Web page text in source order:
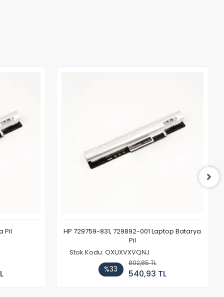
Pil
HP 729759-831, 729892-001 Laptop Batarya
Pil
Stok Kodu: OXUXVXVQNJ
%33
802,85 TL
540,93 TL